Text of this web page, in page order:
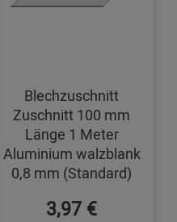
Blechzuschnitt
Zuschnitt 100 mm
Länge 1 Meter
Aluminium walzblank
0,8 mm (Standard)
3,97 €